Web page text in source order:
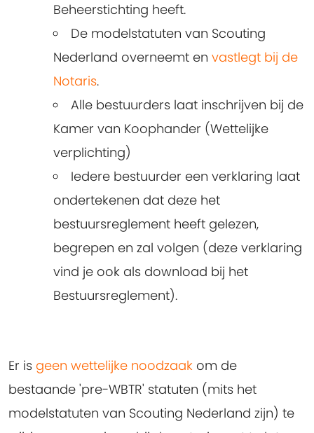
Beheerstichting heeft.
De modelstatuten van Scouting
Nederland overneemt en vastlegt bij de
Notaris.
Alle bestuurders laat inschrijven bij de
Kamer van Koophander (Wettelijke
verplichting)
Iedere bestuurder een verklaring laat
ondertekenen dat deze het
bestuursreglement heeft gelezen,
begrepen en zal volgen (deze verklaring
vind je ook als download bij het
Bestuursreglement).
Er is geen wettelijke noodzaak om de
bestaande 'pre-WBTR' statuten (mits het
modelstatuten van Scouting Nederland zijn) te